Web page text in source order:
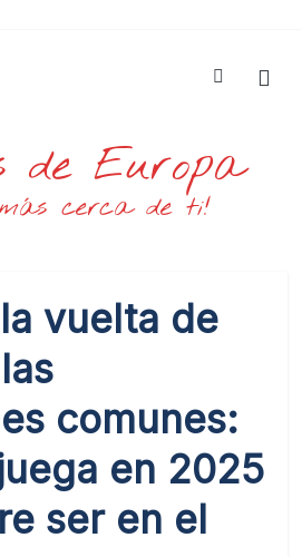
de Europa
cerca de ti!
vuelta de
comunes:
en 2025
ser en el